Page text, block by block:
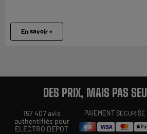
En savoir +
DES PRIX, MAIS PAS
157 407 avis
authentifiés pour
ELECTRO DEPOT
PAIEMENT SÉCURISÉ